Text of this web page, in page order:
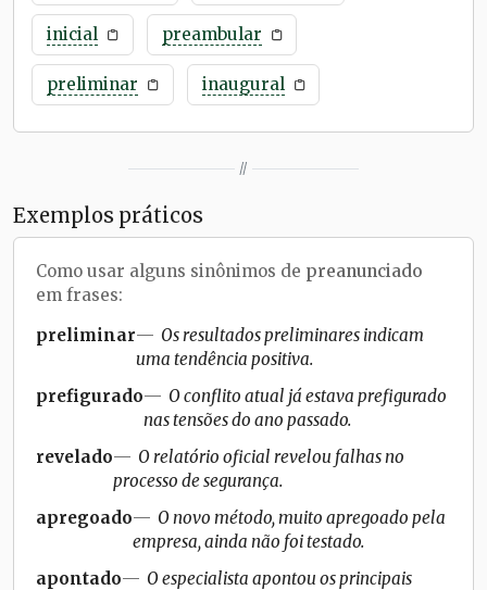
inicial preambular
preliminar inaugural
//
Exemplos práticos
Como usar alguns sinônimos de preanunciado
em frases:
preliminar
Os resultados preliminares indicam
uma tendência positiva.
prefigurado
O conflito atual já estava prefigurado
nas tensões do ano passado.
revelado
O relatório oficial revelou falhas no
processo de segurança.
apregoado
O novo método, muito apregoado pela
empresa, ainda não foi testado.
apontado
O especialista apontou os principais